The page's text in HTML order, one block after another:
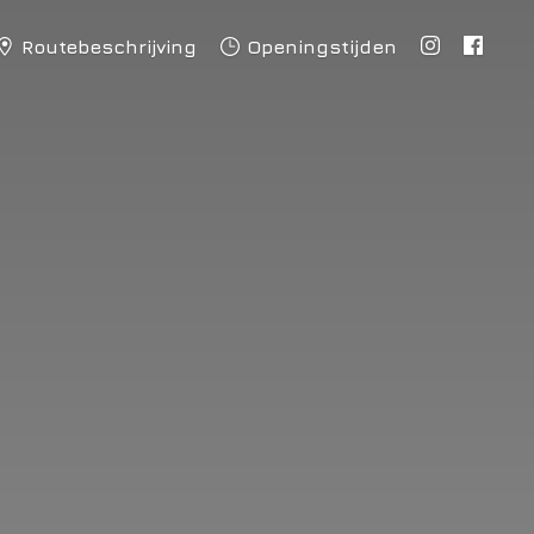
Routebeschrijving Openingstijden